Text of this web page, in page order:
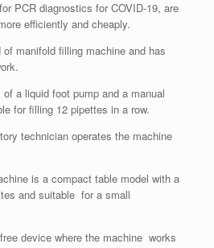
PCR diagnostics for COVID-19, are
efficiently and cheaply.
manifold filling machine and has
a liquid foot pump and a manual
for filling 12 pipettes in a row.
technician operates the machine
is a compact table model with a
and suitable for a small
device where the machine works